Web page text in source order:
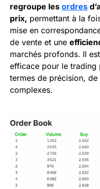
regroupe les ordres
prix, permettant à la
mise en
de vente et une
marchés profonds. Il
efficace pour le trading
termes de précision,
complexes.